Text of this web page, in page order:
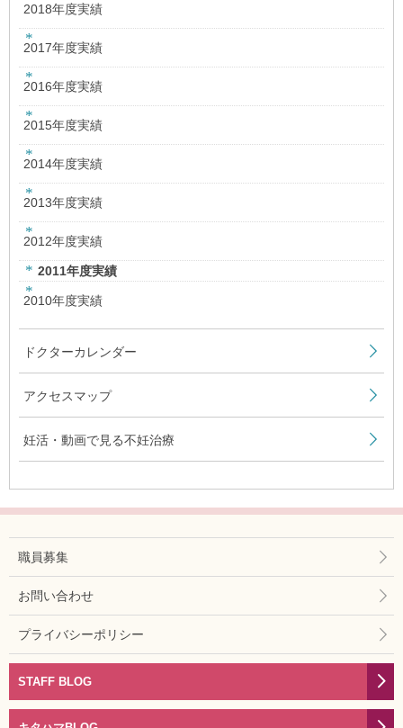
2018年度実績
2017年度実績
2016年度実績
2015年度実績
2014年度実績
2013年度実績
2012年度実績
2011年度実績
2010年度実績
ドクターカレンダー
アクセスマップ
妊活・動画で見る不妊治療
職員募集
お問い合わせ
プライバシーポリシー
STAFF BLOG